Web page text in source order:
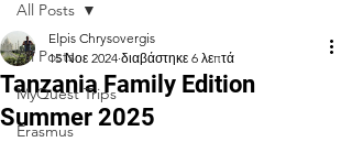
All Posts
MyQuest Trips
Erasmus
All Posts
Tanzania Family Edition
Summer 2025
Elpis Chrysovergis
15 Νοε 2024 διαβάστηκε 6 λεπτά